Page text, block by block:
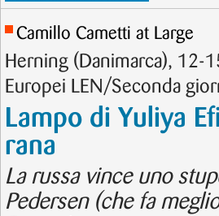
Camillo Cametti at Large
Herning (Danimarca), 12-
Europei LEN/Seconda
Lampo di Yuliya
rana
La russa vince uno
Pedersen (che fa